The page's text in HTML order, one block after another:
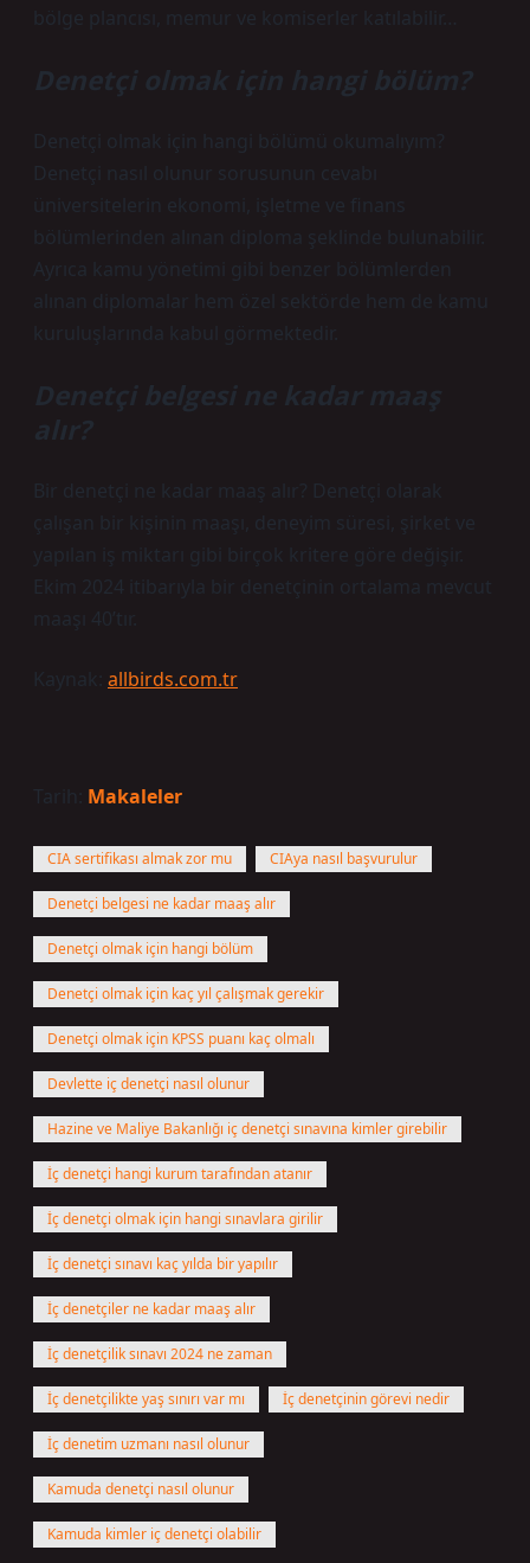
bölge plancısı, memur ve komiserler katılabilir…
Denetçi olmak için hangi bölüm?
Denetçi olmak için hangi bölümü okumalıyım?
Denetçi nasıl olunur sorusunun cevabı
üniversitelerin ekonomi, işletme ve finans
bölümlerinden alınan diploma şeklinde bulunabilir.
Ayrıca kamu yönetimi gibi benzer bölümlerden
alınan diplomalar hem özel sektörde hem de kamu
kuruluşlarında kabul görmektedir.
Denetçi belgesi ne kadar maaş
alır?
Bir denetçi ne kadar maaş alır? Denetçi olarak
çalışan bir kişinin maaşı, deneyim süresi, şirket ve
yapılan iş miktarı gibi birçok kritere göre değişir.
Ekim 2024 itibarıyla bir denetçinin ortalama mevcut
maaşı 40’tır.
Kaynak: allbirds.com.tr
Tarih: Makaleler
CIA sertifikası almak zor mu CIAya nasıl başvurulur
Denetçi belgesi ne kadar maaş alır
Denetçi olmak için hangi bölüm
Denetçi olmak için kaç yıl çalışmak gerekir
Denetçi olmak için KPSS puanı kaç olmalı
Devlette iç denetçi nasıl olunur
Hazine ve Maliye Bakanlığı iç denetçi sınavına kimler girebilir
İç denetçi hangi kurum tarafından atanır
İç denetçi olmak için hangi sınavlara girilir
İç denetçi sınavı kaç yılda bir yapılır
İç denetçiler ne kadar maaş alır
İç denetçilik sınavı 2024 ne zaman
İç denetçilikte yaş sınırı var mı İç denetçinin görevi nedir
İç denetim uzmanı nasıl olunur
Kamuda denetçi nasıl olunur
Kamuda kimler iç denetçi olabilir